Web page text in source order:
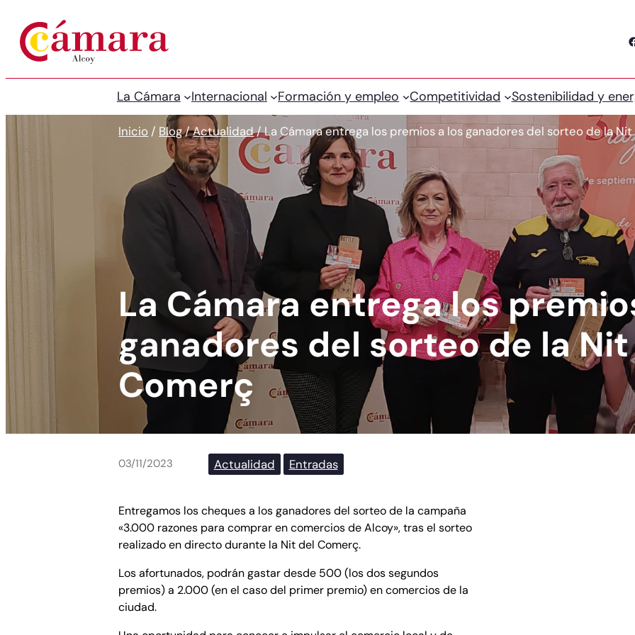
Facebook
La Cámara Internacional Formación y empleo Competitividad Sostenibilidad y
Inicio / Blog/Actualidad/La Cámara entrega los premios a los ganadores del sorteo de la
La Cámara entrega los
ganadores del sorteo de la
Comerç
03/11/2023 Actualidad Entradas
Entregamos los cheques a los ganadores del sorteo de la campaña
«3.000 razones para comprar en comercios de Alcoy», tras el sorteo
realizado en directo durante la Nit del Comerç.
Los afortunados, podrán gastar desde 500 (los dos segundos
premios) a 2.000 (en el caso del primer premio) en comercios de la
ciudad.